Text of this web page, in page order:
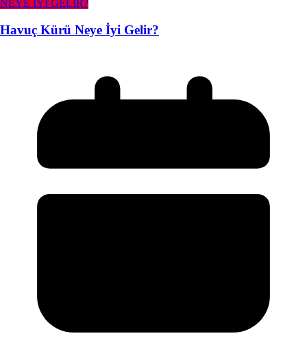
NEYE İYİ GELİR?
Havuç Kürü Neye İyi Gelir?